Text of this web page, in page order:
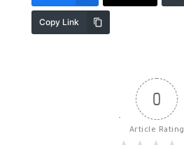
Copy Link
0
Article Rating